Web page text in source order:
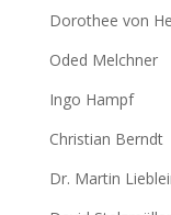
Dorothee von
Oded Melchner
Ingo Hampf
Christian Berndt
Dr. Martin